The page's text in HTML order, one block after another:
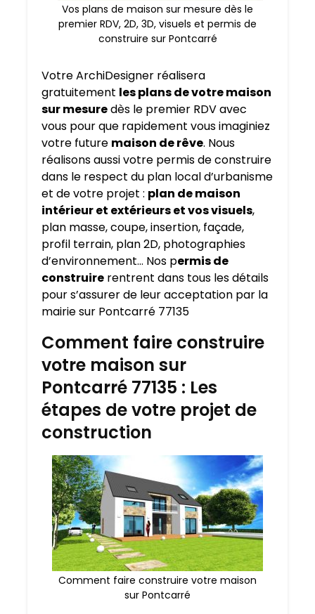
Vos plans de maison sur mesure dès le
premier RDV, 2D, 3D, visuels et permis de
construire sur Pontcarré
Votre ArchiDesigner réalisera
gratuitement les plans de votre maison
sur mesuredès le premier RDV avec
vous pour que rapidement vous imaginiez
votre future maison de rêve. Nous
réalisons aussi votre permis de construire
dans le respect du plan local d’urbanisme
et de votre projet : plan de maison
intérieur et extérieurs et vos visuels,
plan masse, coupe, insertion, façade,
profil terrain, plan 2D, photographies
d’environnement… Nos permis de
construire rentrent dans tous les détails
pour s’assurer de leur acceptation par la
mairie sur Pontcarré 77135
Comment faire construire
votre maison sur
Pontcarré 77135 : Les
étapes de votre projet de
construction
Comment faire construire votre maison
sur Pontcarré